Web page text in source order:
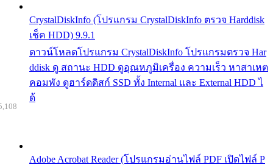
CrystalDiskInfo (โปรแกรม CrystalDiskInfo ตรวจ Harddisk
เช็ค HDD) 9.9.1
ดาวน์โหลดโปรแกรม CrystalDiskInfo โปรแกรมตรวจ Har
ddisk ดู สถานะ HDD ดูอุณหภูมิเครื่อง ความเร็ว หาสาเหต
คอมพัง ดูฮาร์ดดิสก์ SSD ทั้ง Internal และ External HDD ไ
ด้
Adobe Acrobat Reader (โปรแกรมอ่านไฟล์ PDF เปิดไฟล์ P